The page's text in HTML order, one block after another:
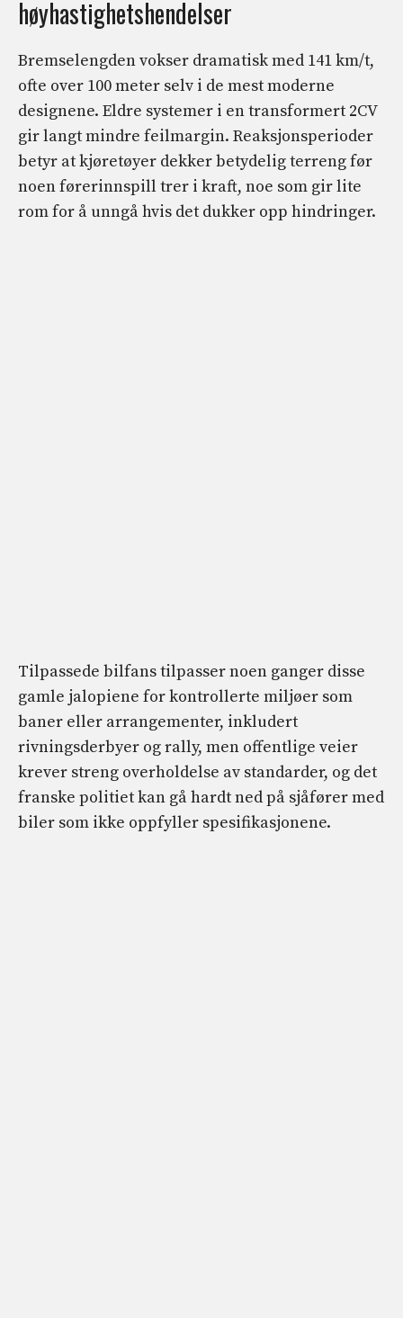
høyhastighetshendelser
Bremselengden vokser dramatisk med 141 km/t,
ofte over 100 meter selv i de mest moderne
designene. Eldre systemer i en transformert 2CV
gir langt mindre feilmargin. Reaksjonsperioder
betyr at kjøretøyer dekker betydelig terreng før
noen førerinnspill trer i kraft, noe som gir lite
rom for å unngå hvis det dukker opp hindringer.
Tilpassede bilfans tilpasser noen ganger disse
gamle jalopiene for kontrollerte miljøer som
baner eller arrangementer, inkludert
rivningsderbyer og rally, men offentlige veier
krever streng overholdelse av standarder, og det
franske politiet kan gå hardt ned på sjåfører med
biler som ikke oppfyller spesifikasjonene.